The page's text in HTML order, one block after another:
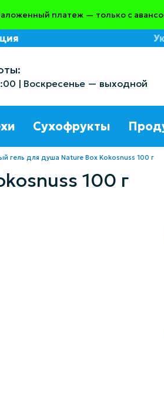
платеж — только с
| Воскресенье — выходной
Сухофрукты
гель для душа Nature Box Kokosnuss 100 г
100 г